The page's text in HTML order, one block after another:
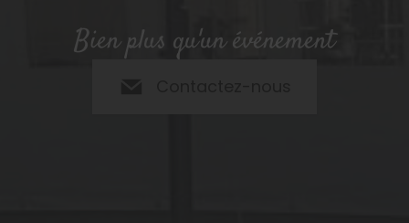
Bien plus qu'un événement